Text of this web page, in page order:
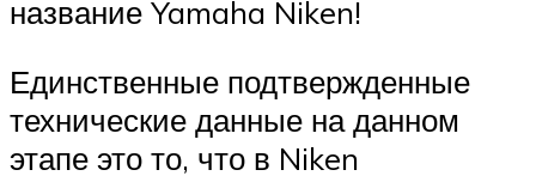
название Yamaha Niken!
Единственные подтвержденные
технические данные на данном
этапе это то, что в Niken